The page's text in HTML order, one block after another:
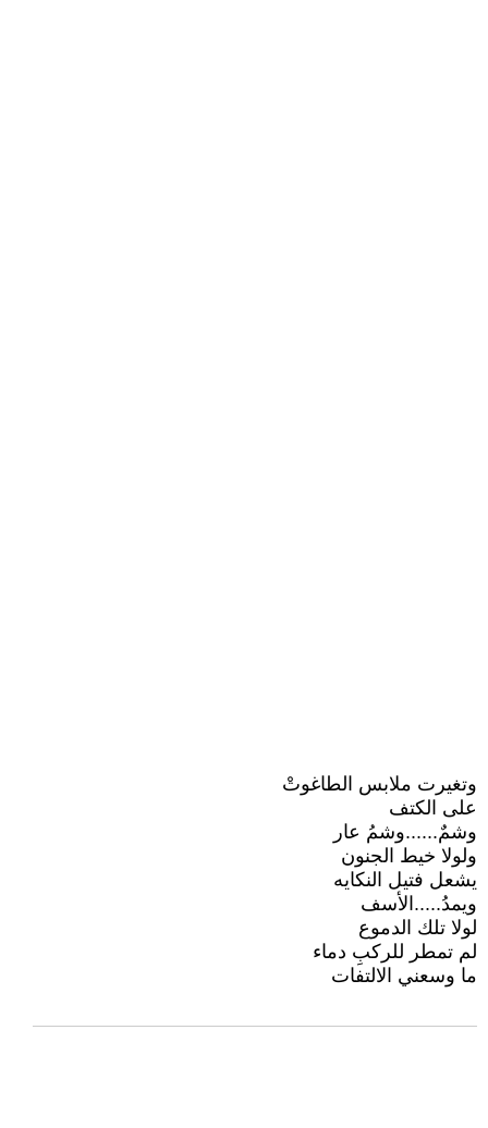
وتغيرت ملابس الطاغوتْ
على الكتف
وشمٌ......وشمُ عار
ولولا خيط الجنون
يشعل فتيل النكايه
ويمدُ.....الأسف
لولا تلك الدموع
لم تمطر للركبِ دماء
ما وسعني الالتفات